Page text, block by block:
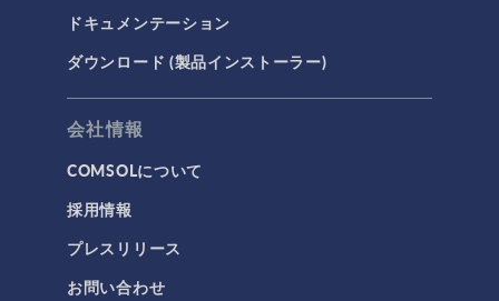
ドキュメンテーション
ダウンロード (製品インストーラー)
会社情報
COMSOLについて
採用情報
プレスリリース
お問い合わせ